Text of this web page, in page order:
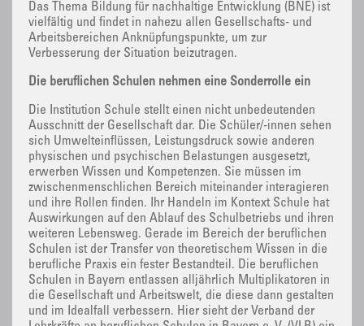
Das Thema Bildung für nachhaltige Entwicklung (BNE) ist
vielfältig und findet in nahezu allen Gesellschafts- und
Arbeitsbereichen Anknüpfungspunkte, um zur
Verbesserung der Situation beizutragen.
Die beruflichen Schulen nehmen eine Sonderrolle ein
Die Institution Schule stellt einen nicht unbedeutenden
Ausschnitt der Gesellschaft dar. Die Schüler/-innen sehen
sich Umwelteinflüssen, Leistungsdruck sowie anderen
physischen und psychischen Belastungen ausgesetzt,
erwerben Wissen und Kompetenzen. Sie müssen im
zwischenmenschlichen Bereich miteinander interagieren
und ihre Rollen finden. Ihr Handeln im Kontext Schule hat
Auswirkungen auf den Ablauf des Schulbetriebs und ihren
weiteren Lebensweg. Gerade im Bereich der beruflichen
Schulen ist der Transfer von theoretischem Wissen in die
berufliche Praxis ein fester Bestandteil. Die beruflichen
Schulen in Bayern entlassen alljährlich Multiplikatoren in
die Gesellschaft und Arbeitswelt, die diese dann gestalten
und im Idealfall verbessern. Hier sieht der Verband der